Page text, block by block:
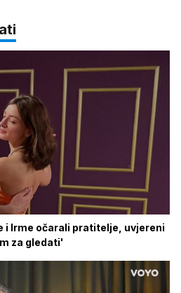
i Irme očarali pratitelje, uvjereni
za gledati'